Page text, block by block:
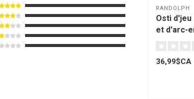
RANDOLPH
Osti d'jeu
et d'arc-
36,99$CA